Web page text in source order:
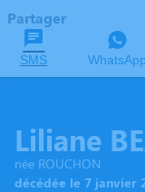
Partager
SMS WhatsApp
Liliane
née ROUCHON
décédée le 7 janvier